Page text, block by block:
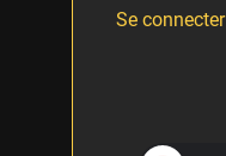
Se connecter